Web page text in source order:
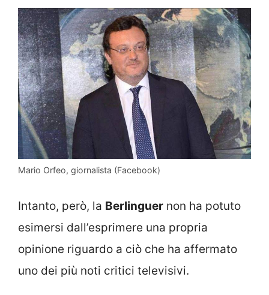
Mario Orfeo, giornalista (Facebook)
Intanto, però, la Berlinguer non ha potuto
esimersi dall’esprimere una propria
opinione riguardo a ciò che ha affermato
uno dei più noti critici televisivi.